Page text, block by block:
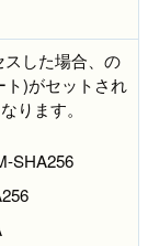
した場合、の
ト)がセットされ
ります。
SHA256